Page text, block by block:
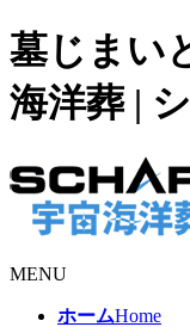
墓じまい
海洋葬 |
MENU
ホームHome